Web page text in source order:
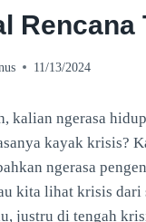
Rencana
11/13/2024
kalian ngerasa
kayak krisis?
ngerasa
kita lihat krisis dari
justru di tengah